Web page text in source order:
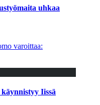
uhkaa
varoittaa:
Iissä